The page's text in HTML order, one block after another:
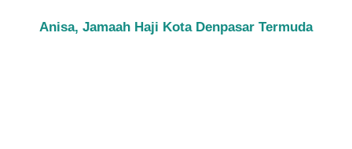
Anisa, Jamaah Haji Kota Denpasar Termuda